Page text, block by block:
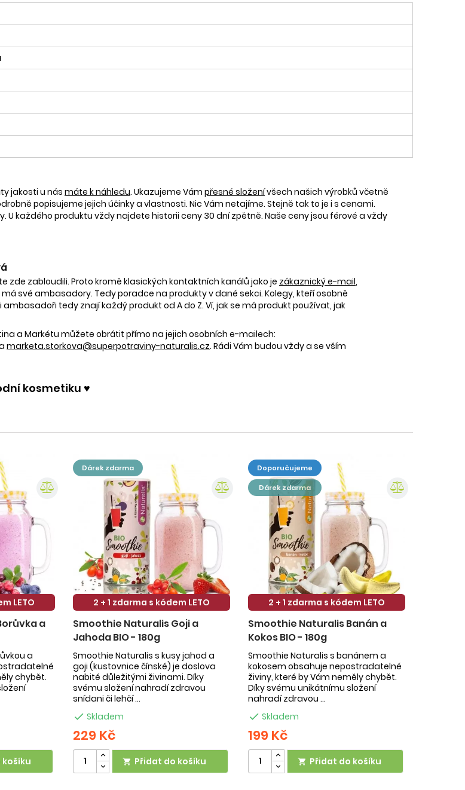
jakosti u násmáte k náhledu. Ukazujeme Vám přesné složenívšech našich výrobků včetně
popisujeme jejich účinky a vlastnosti. Nic Vám netajíme. Stejně tak to je i s cenami.
každého produktu vždy najdete historii ceny 30 dní zpětně. Naše ceny jsou férové a vždy
zde zabloudili. Proto kromě klasických kontaktních kanálů jako je zákaznický e-mail,
své ambasadory. Tedy poradce na produkty v dané sekci. Kolegy, kteří osobně
tedy znají každý produkt od A do Z. Ví, jak se má produkt používat, jak
a Markétu můžete obrátit přímo na jejich osobních e-mailech:
marketa.storkova@superpotraviny-naturalis.cz. Rádi Vám budou vždy a se vším
kosmetiku ♥️
LETO
a
a
chybět.
dárek zdarma
2 + 1 zdarma s kódem LETO
Smoothie Naturalis Goji a
Jahoda BIO - 180g
Smoothie Naturalis s kusy jahod a
goji (kustovnice čínské) je doslova
nabité důležitými živinami. Díky
svému složení nahradí zdravou
snídani či lehčí ...
 Skladem
229 Kč
 Přidat do košíku
doporučujeme
dárek zdarma
2 + 1 zdarma s kódem LETO
Smoothie Naturalis Banán a
Kokos BIO - 180g
Smoothie Naturalis s banánem a
kokosem obsahuje nepostradatelné
živiny, které by Vám neměly chybět.
Díky svému unikátnímu složení
nahradí zdravou ...
 Skladem
199 Kč
 Přidat do košíku